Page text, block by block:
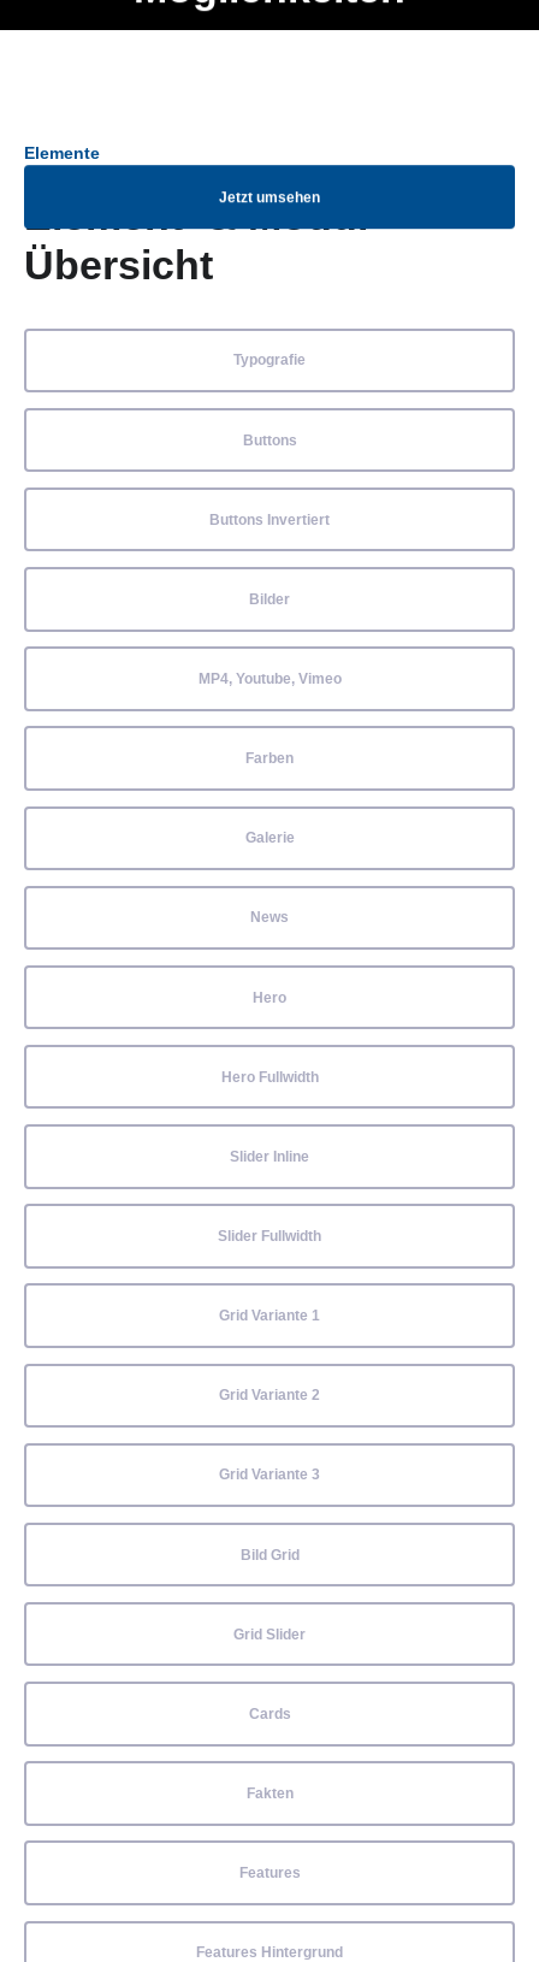
Jetzt umsehen
Elemente
Element- & Modul-
Übersicht
Typografie
Buttons
Buttons Invertiert
Bilder
MP4, Youtube, Vimeo
Farben
Galerie
News
Hero
Hero Fullwidth
Slider Inline
Slider Fullwidth
Grid Variante 1
Grid Variante 2
Grid Variante 3
Bild Grid
Grid Slider
Cards
Fakten
Features
Features Hintergrund